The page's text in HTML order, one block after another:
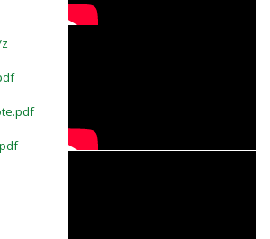
Malotte.pdf
Choir